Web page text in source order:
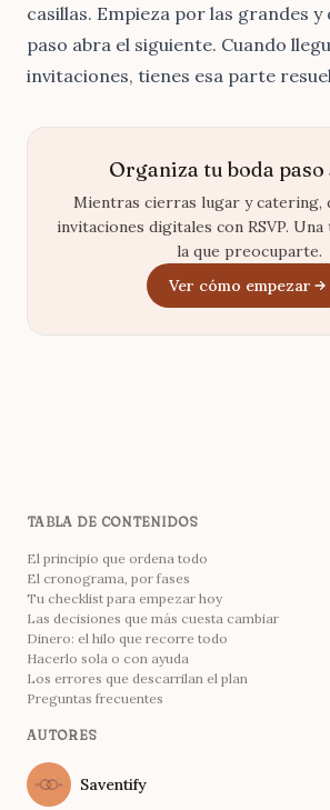
casillas. Empieza por las grandes y
paso abra el siguiente. Cuando
invitaciones, tienes esa parte
Organiza tu boda paso
Mientras cierras lugar y catering,
invitaciones digitales con RSVP. Una
la que preocuparte.
Ver cómo empezar
TABLA DE CONTENIDOS
El principio que ordena todo
El cronograma, por fases
Tu checklist para empezar hoy
Las decisiones que más cuesta cambiar
Dinero: el hilo que recorre todo
Hacerlo sola o con ayuda
Los errores que descarrilan el plan
Preguntas frecuentes
AUTORES
Name
Saventify